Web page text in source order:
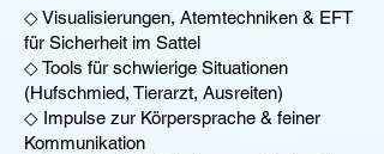
◇ Visualisierungen, Atemtechniken & EFT
für Sicherheit im Sattel
◇ Tools für schwierige Situationen
(Hufschmied, Tierarzt, Ausreiten)
◇ Impulse zur Körpersprache & feiner
Kommunikation